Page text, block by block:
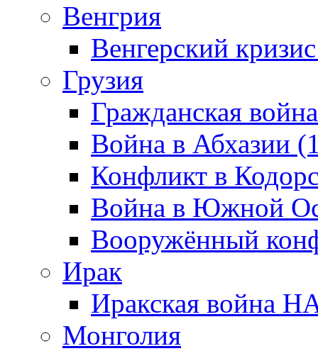
Венгрия
Венгерский
Грузия
Гражданская
Война в Абхазии
Конфликт в
Война в Южной
Вооружённый
Ирак
Иракская война
Монголия